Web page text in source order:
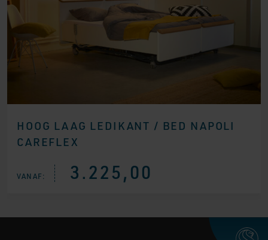
HOOG LAAG LEDIKANT / BED NAPOLI
CAREFLEX
VANAF: 3.225,00